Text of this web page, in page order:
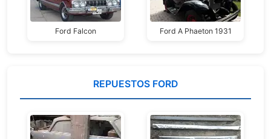
Ford Falcon Ford A Phaeton 1931
REPUESTOS FORD